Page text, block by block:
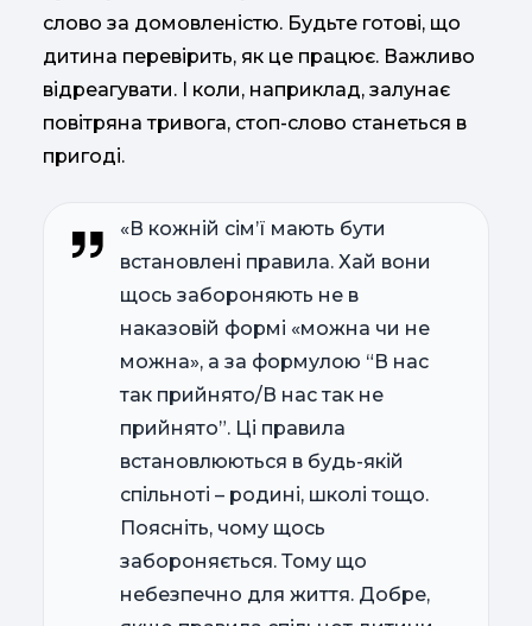
слово за домовленістю. Будьте готові, що
дитина перевірить, як це працює. Важливо
відреагувати. І коли, наприклад, залунає
повітряна тривога, стоп-слово станеться в
пригоді.
«В кожній сім’ї мають бути
встановлені правила. Хай вони
щось забороняють не в
наказовій формі «можна чи не
можна», а за формулою “В нас
так прийнято/В нас так не
прийнято”. Ці правила
встановлюються в будь-якій
спільноті – родині, школі тощо.
Поясніть, чому щось
забороняється. Тому що
небезпечно для життя. Добре,